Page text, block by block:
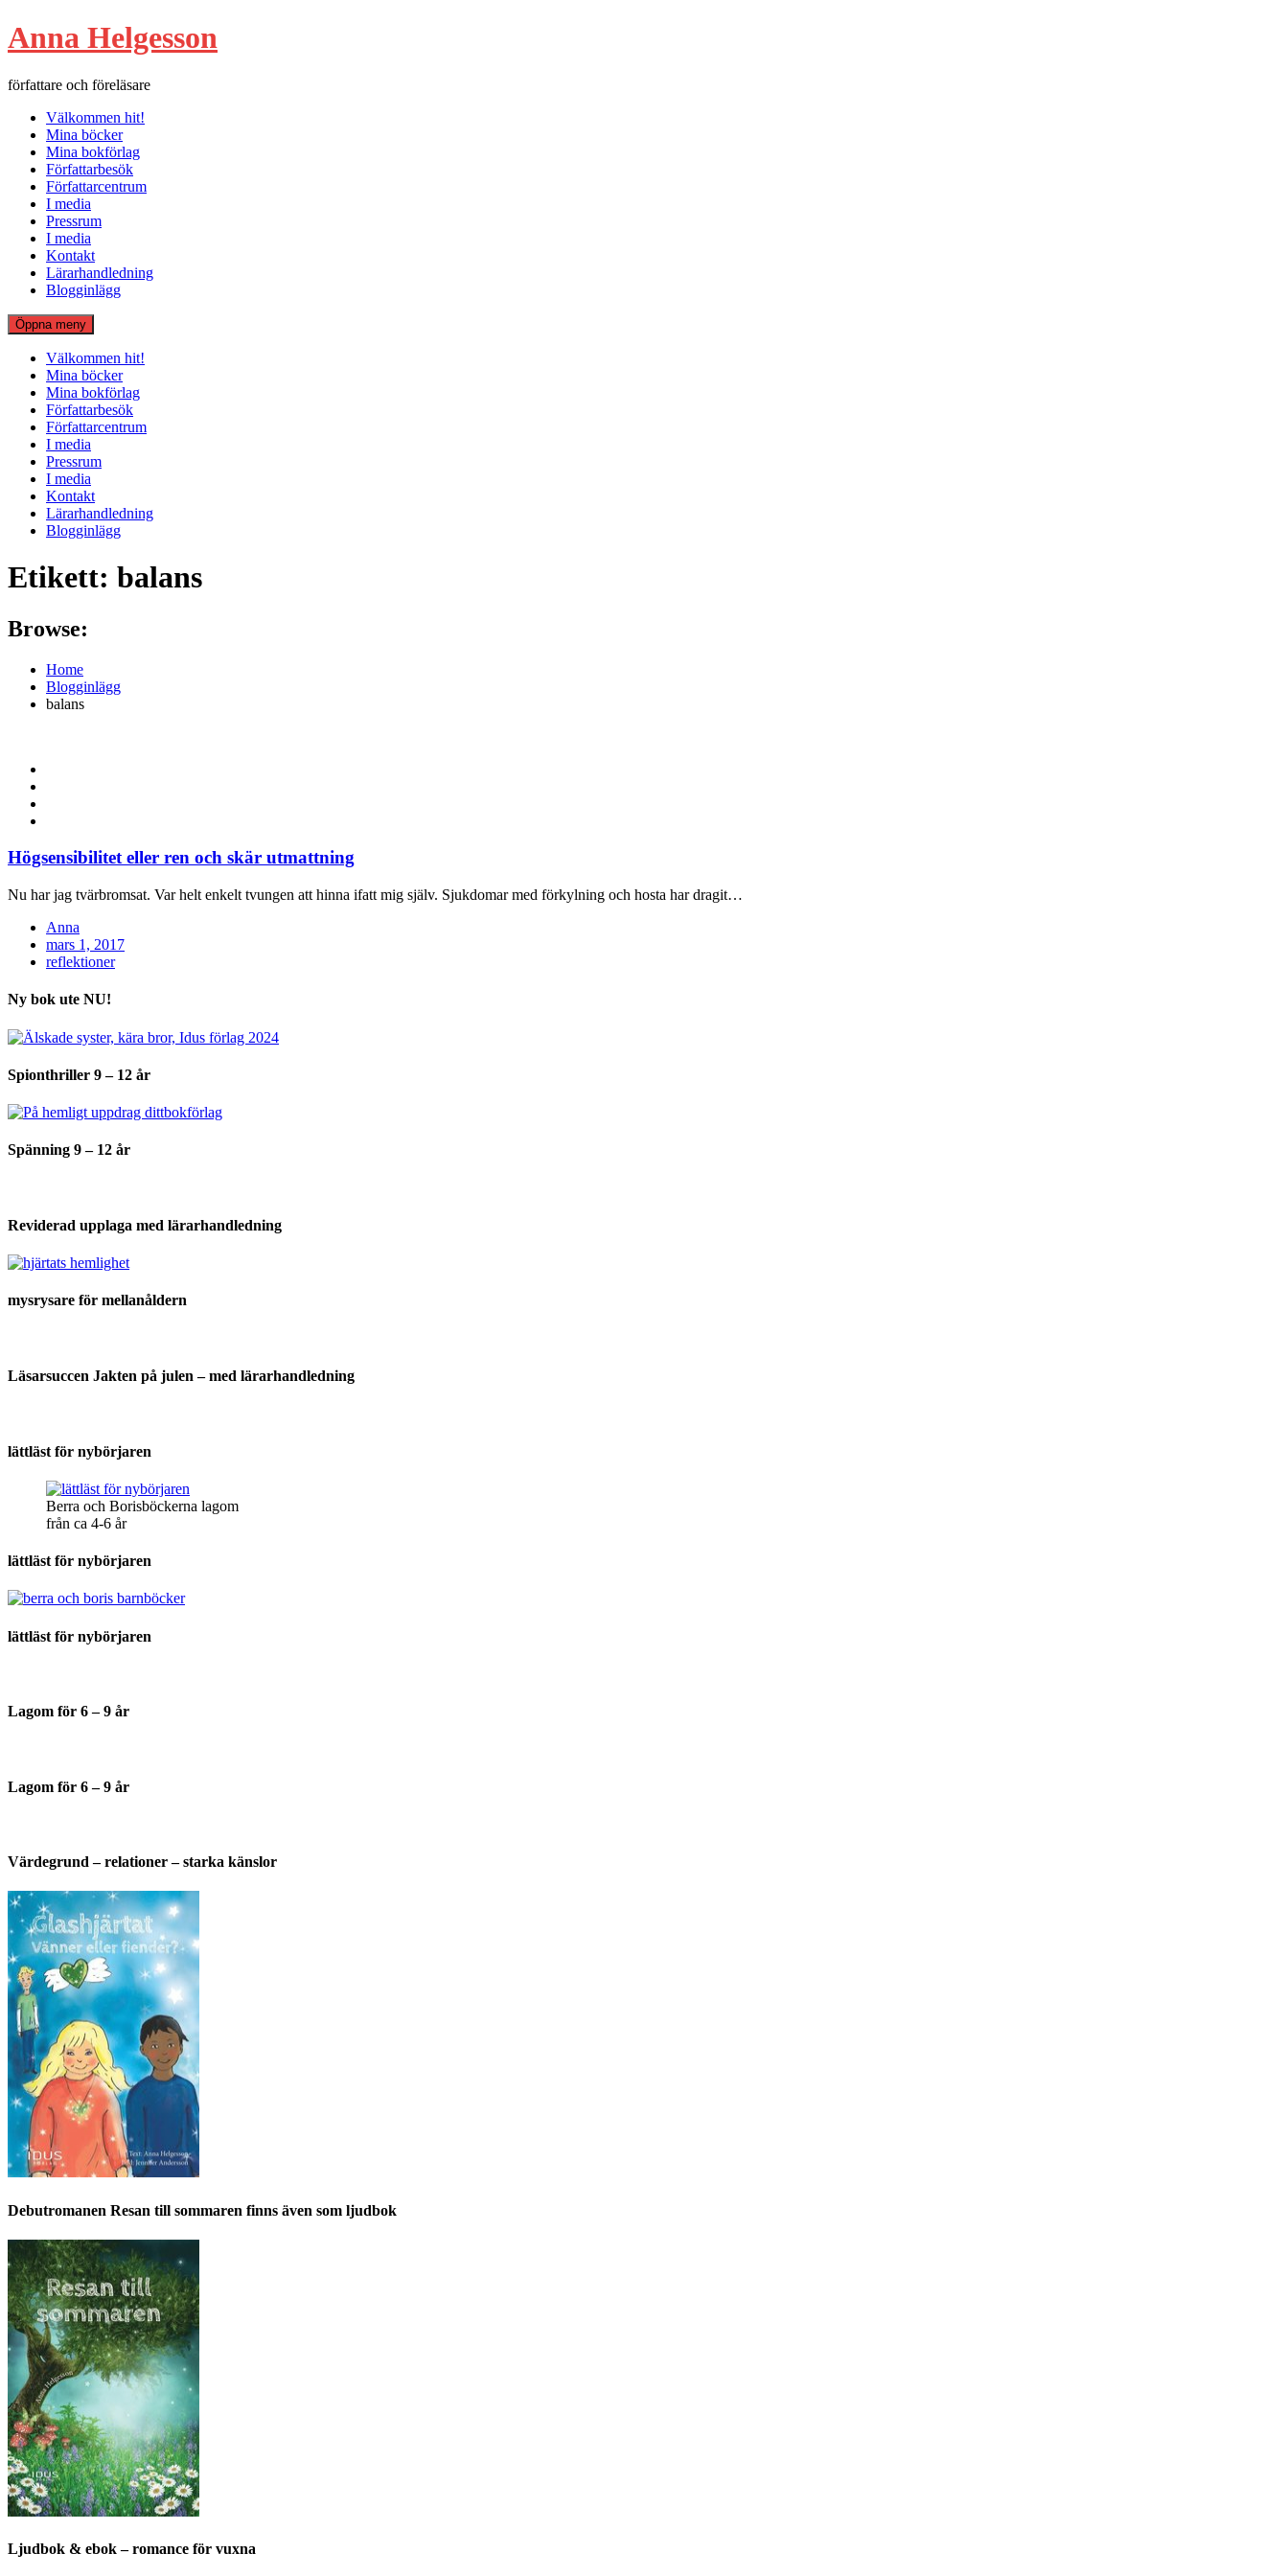
Hoppa
till
Anna Helgesson
författare och föreläsare
Välkommen hit!
Mina böcker
Mina bokförlag
Författarbesök
Författarcentrum
I media
Pressrum
I media
Kontakt
Lärarhandledning
Blogginlägg
Öppna meny
Välkommen hit!
Mina böcker
Mina bokförlag
Författarbesök
Författarcentrum
I media
Pressrum
I media
Kontakt
Lärarhandledning
Blogginlägg
Etikett: balans
Browse:
Home
Blogginlägg
balans
Högsensibilitet eller ren och skär utmattning
Nu har jag tvärbromsat. Var helt enkelt tvungen att hinna ifatt mig själv. Sjukdomar med förkylning och hosta har dragit…
Anna
Posted
on
mars 1, 2017
reflektioner
Ny bok ute NU!
Spionthriller 9 – 12 år
Spänning 9 – 12 år
Reviderad upplaga med lärarhandledning
mysrysare för mellanåldern
Läsarsuccen Jakten på julen – med lärarhandledning
lättläst för nybörjaren
Berra och Borisböckerna lagom
från ca 4-6 år
lättläst för nybörjaren
lättläst för nybörjaren
Lagom för 6 – 9 år
Lagom för 6 – 9 år
Värdegrund – relationer – starka känslor
Debutromanen Resan till sommaren finns även som ljudbok
Ljudbok & ebok – romance för vuxna